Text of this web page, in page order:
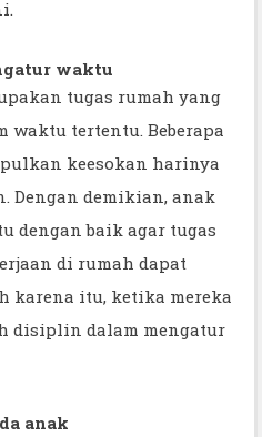
waktu
tugas rumah yang
tertentu. Beberapa
keesokan harinya
Dengan demikian, anak
dengan baik agar tugas
di rumah dapat
karena itu, ketika mereka
disiplin dalam mengatur
anak